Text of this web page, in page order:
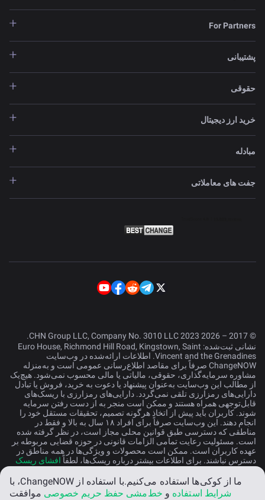
For Partners
پشتیبانی
حقوقی
خرید ارز دیجیتال
مبادله
جفت های معاملاتی
© 2017 – 2026 CHN Group LLC, Company No. 3010 LLC 2023.
نشانی ثبت‌شده: Euro House, Richmond Hill Road, Kingstown, Saint
Vincent and the Grenadines. اطلاعات ارائه‌شده در وب‌سایت
ChangeNOW صرفاً برای مقاصد اطلاع‌رسانی عمومی است و به‌منزله
مشاوره سرمایه‌گذاری، حقوقی، مالیاتی یا مالی محسوب نمی‌شود. هیچ‌یک
از مطالب این وب‌سایت به‌عنوان پیشنهاد یا دعوت به خرید، فروش یا تبادل
دارایی‌های رمزارزی تلقی نمی‌گردد. دارایی‌های رمزارزی با ریسک‌های
قابل‌توجهی همراه هستند و ممکن است منجر به از دست رفتن سرمایه
شوند. کاربران باید پیش از اتخاذ هرگونه تصمیم، تحقیقات مستقل خود را
انجام دهند. این وب‌سایت صرفاً برای افراد ۱۸ سال به بالا و فقط در
مناطقی که دسترسی طبق قوانین محلی مجاز است، در نظر گرفته شده
است. مسئولیت رعایت تمامی الزامات قانونی در حوزه قضایی مربوطه بر
عهده کاربران است. ممکن است محصولات و ویژگی‌ها در همه مناطق در
دسترس نباشند. برای اطلاعات بیشتر درباره ریسک‌ها، لطفاً افشای ریسک
فارسی
ما از کوکی‌ها استفاده می‌کنیم.با استفاده از ChangeNOW، با
شرایط استفاده و خط‌مشی حفظ حریم خصوصی موافقت